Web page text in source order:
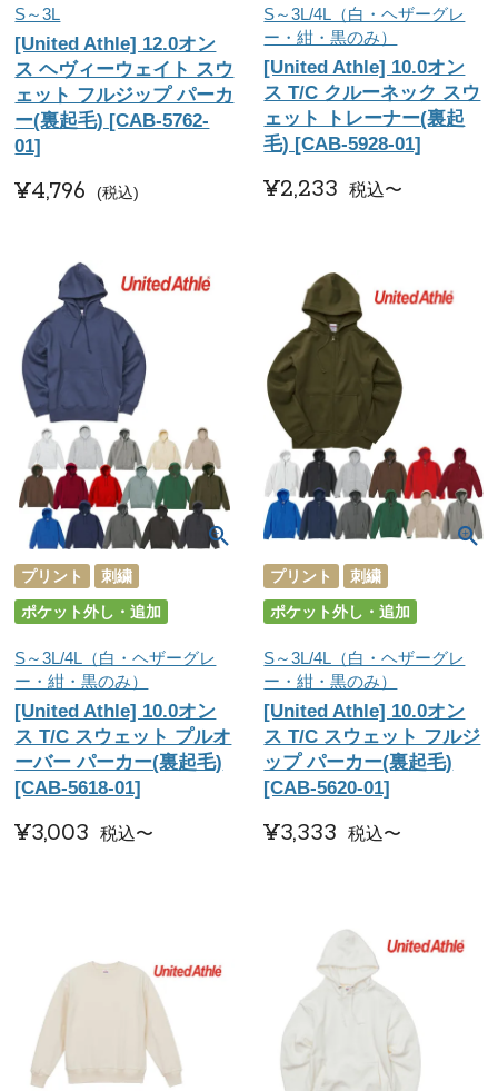
S～3L
[United Athle] 12.0オン
ス ヘヴィーウェイト スウ
ェット フルジップ パーカ
ー(裏起毛) [CAB-5762-
01]
¥4,796 税込
S～3L/4L（白・ヘザーグレ
ー・紺・黒のみ）
[United Athle] 10.0オン
ス T/C クルーネック スウ
ェット トレーナー(裏起
毛) [CAB-5928-01]
¥2,233 税込〜
プリント
刺繍
ポケット外し・追加
S～3L/4L（白・ヘザーグレ
ー・紺・黒のみ）
[United Athle] 10.0オン
ス T/C スウェット プルオ
ーバー パーカー(裏起毛)
[CAB-5618-01]
¥3,003 税込〜
プリント
刺繍
ポケット外し・追加
S～3L/4L（白・ヘザーグレ
ー・紺・黒のみ）
[United Athle] 10.0オン
ス T/C スウェット フルジ
ップ パーカー(裏起毛)
[CAB-5620-01]
¥3,333 税込〜